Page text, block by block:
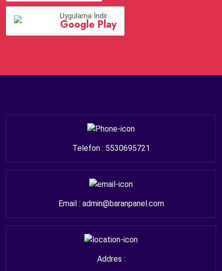
Uygulama İndir
Google Play
Telefon : 5530695721
Email : admin@baranpanel.com
Addres :